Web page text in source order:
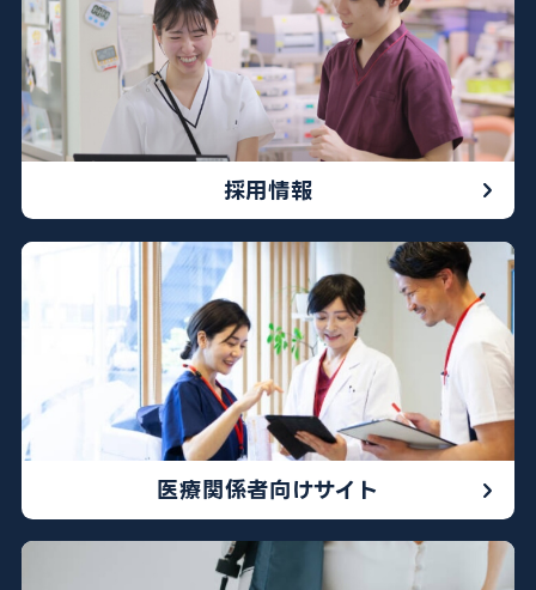
※診療科によって曜日や時間が異なる場合がございます
採用情報
医療関係者向けサイト